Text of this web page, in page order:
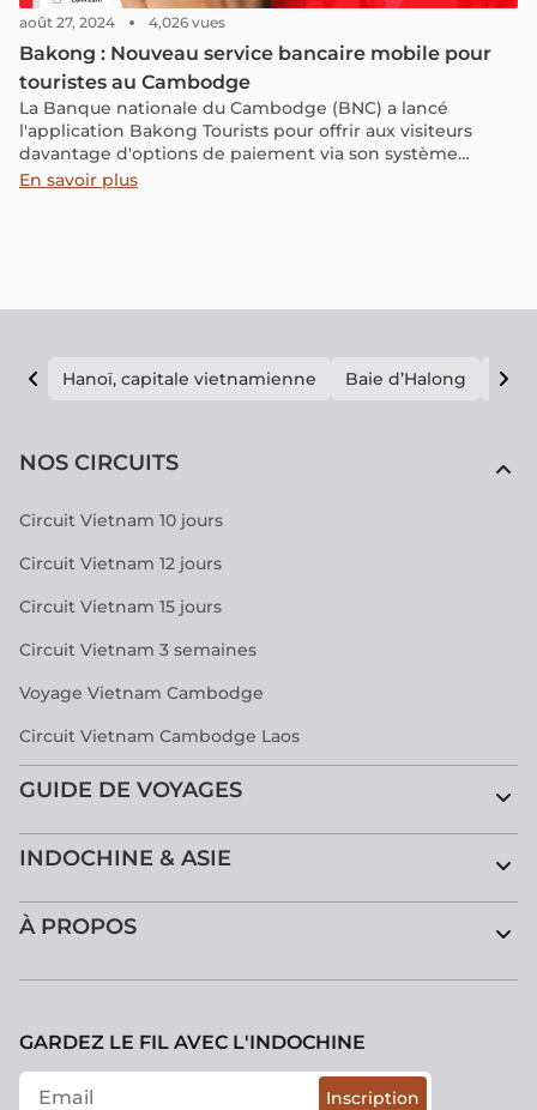
août 27, 2024 4,026 vues
Bakong : Nouveau service bancaire mobile pour
touristes au Cambodge
La Banque nationale du Cambodge (BNC) a lancé
l'application Bakong Tourists pour offrir aux visiteurs
davantage d'options de paiement via son système
Bakong, basé sur la blockchain. Cette application sera
En savoir plus
Hanoï, capitale vietnamienne Baie d’Halong E
NOS CIRCUITS
Circuit Vietnam 10 jours
Circuit Vietnam 12 jours
Circuit Vietnam 15 jours
Circuit Vietnam 3 semaines
Voyage Vietnam Cambodge
Circuit Vietnam Cambodge Laos
GUIDE DE VOYAGES
INDOCHINE & ASIE
À PROPOS
GARDEZ LE FIL AVEC L'INDOCHINE
Inscription